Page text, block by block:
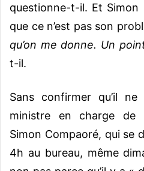
questionne-t-il. Et Simon
que ce n’est pas son
qu’on me donne. Un
t-il.
Sans confirmer qu’il
ministre en charge de
Simon Compaoré, qui se
4h au bureau, même